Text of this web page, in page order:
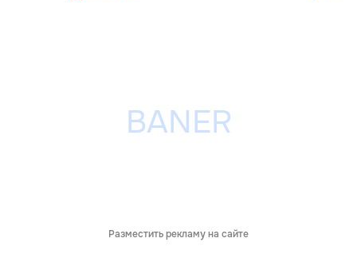
Разместить рекламу на сайте